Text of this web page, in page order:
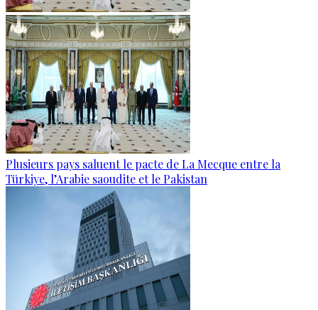
Plusieurs pays saluent le pacte de La Mecque entre la
Türkiye, l’Arabie saoudite et le Pakistan